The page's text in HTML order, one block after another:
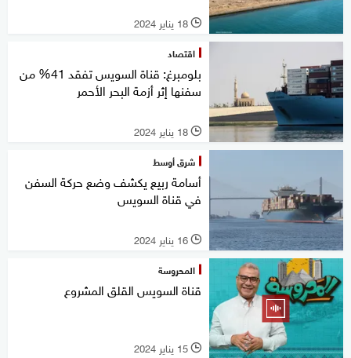
l 18 يناير 2024
اقتصاد
بلومبرغ: قناة السويس تفقد 41% من
سفنها إثر أزمة البحر الأحمر
l 18 يناير 2024
شرق أوسط
أسامة ربيع يكشف وضع حركة السفن
في قناة السويس
l 16 يناير 2024
المحروسة
قناة السويس القلق المشروع
l 15 يناير 2024